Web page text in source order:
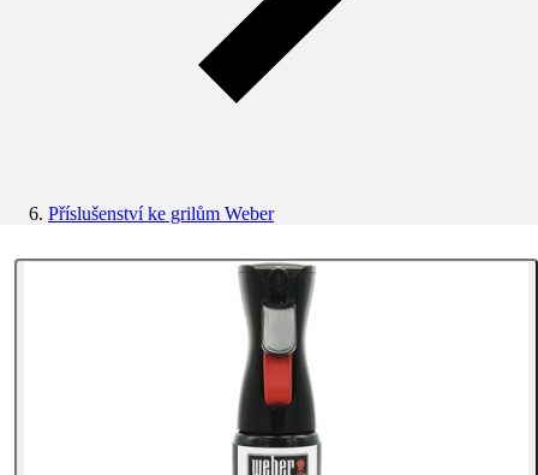
Příslušenství ke grilům Weber